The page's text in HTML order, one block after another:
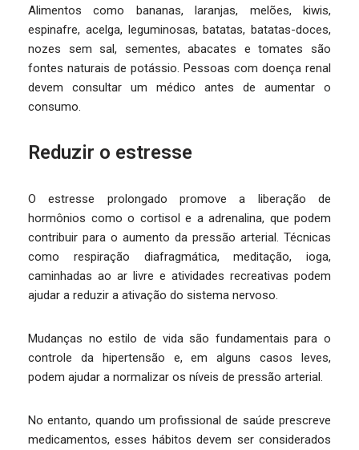
Alimentos como bananas, laranjas, melões, kiwis,
espinafre, acelga, leguminosas, batatas, batatas-doces,
nozes sem sal, sementes, abacates e tomates são
fontes naturais de potássio. Pessoas com doença renal
devem consultar um médico antes de aumentar o
consumo.
Reduzir o estresse
O estresse prolongado promove a liberação de
hormônios como o cortisol e a adrenalina, que podem
contribuir para o aumento da pressão arterial. Técnicas
como respiração diafragmática, meditação, ioga,
caminhadas ao ar livre e atividades recreativas podem
ajudar a reduzir a ativação do sistema nervoso.
Mudanças no estilo de vida são fundamentais para o
controle da hipertensão e, em alguns casos leves,
podem ajudar a normalizar os níveis de pressão arterial.
No entanto, quando um profissional de saúde prescreve
medicamentos, esses hábitos devem ser considerados